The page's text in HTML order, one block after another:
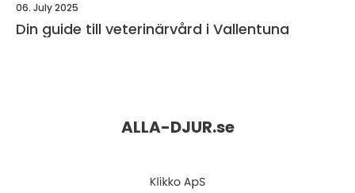
06. July 2025
Din guide till veterinärvård i Vallentuna
ALLA-DJUR.se